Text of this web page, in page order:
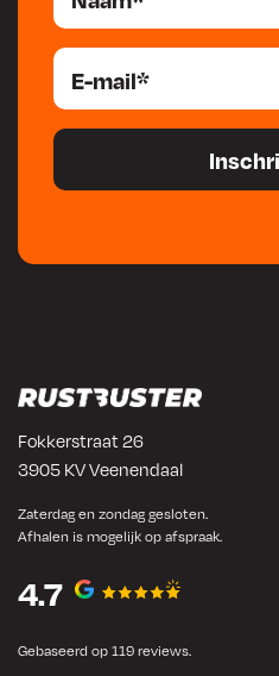
Fokkerstraat 26
3905 KV Veenendaal
Zaterdag en zondag gesloten.
Afhalen is mogelijk op afspraak.
4.7
Gebaseerd op 119 reviews.